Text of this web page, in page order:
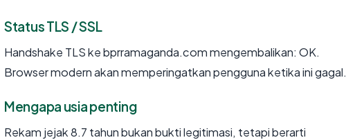
Status TLS / SSL
Handshake TLS ke bprramaganda.com mengembalikan: OK.
Browser modern akan memperingatkan pengguna ketika ini gagal.
Mengapa usia penting
Rekam jejak 8.7 tahun bukan bukti legitimasi, tetapi berarti